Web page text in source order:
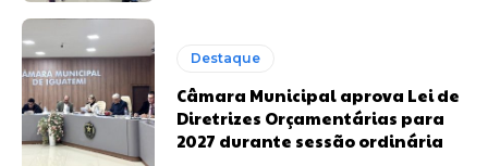
Destaque
Câmara Municipal aprova Lei de
Diretrizes Orçamentárias para
2027 durante sessão ordinária